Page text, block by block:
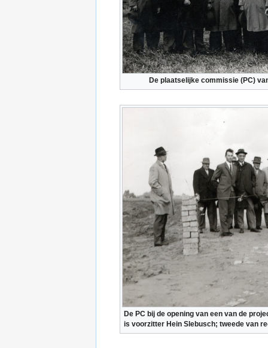
De plaatselijke commissie (PC)
De PC bij de opening van een van de
is voorzitter Hein Slebusch; tweede van